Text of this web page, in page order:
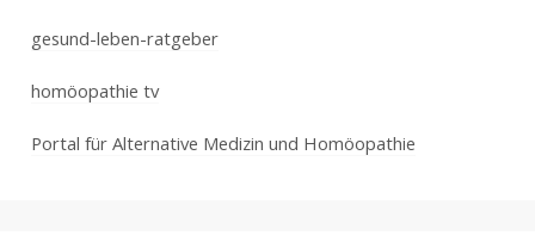
gesund-leben-ratgeber
homöopathie tv
Portal für Alternative Medizin und Homöopathie